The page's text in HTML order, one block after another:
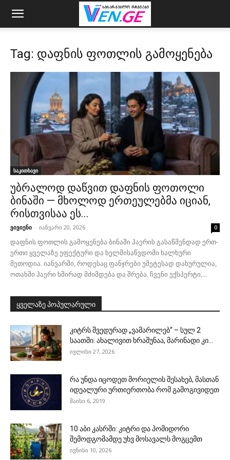
Tag: დაფნის ფოთლის გამოყენება
საკითხავი
უბრალოდ დაწვით დაფნის ფოთოლი
ბინაში — მხოლოდ ერთეულებმა იციან,
რისთვისაა ეს...
ვივიენი - იანვარი 20, 2026 0
დაფნის ფოთლის გამოყენება ბინაში ჰაერის გასაწმენდად ერთ-
ერთი ყველაზე ეფექტური და ხელმისაწვდომი ხალხური
მეთოდია. იანვარში, როდესაც ფანჯრები უმეტესად დახურულია,
ოთახში ჰაერი ხშირად მძიმდება და შრება. ჩვენი ექსპერტი,...
ყველაზე პოპულარული
კიტრს შვედურად „ვამარილებ“ – სულ 2
საათში: ახალივით ხრაშუნაა, მარინადი კი...
ივლისი 27, 2026
რა უნდა იცოდეთ მორიელის შესახებ, მასთან
იდეალური ურთიერთობა რომ გამოგივიდეთ
მაისი 6, 2019
10 აბი კასრში: კიტრი და პომიდორი
შემოდგომამდე უხვ მოსავალს მოგცემთ
ივნისი 10, 2026